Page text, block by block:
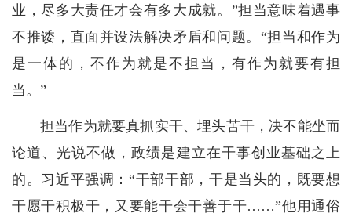
业，尽多大责任才会有多大成就。”担当意味着遇事
不推诿，直面并设法解决矛盾和问题。“担当和作为
是一体的，不作为就是不担当，有作为就要有担
当。”
担当作为就要真抓实干、埋头苦干，决不能坐而
论道、光说不做，政绩是建立在干事创业基础之上
的。习近平强调：“干部干部，干是当头的，既要想
干愿干积极干，又要能干会干善于干……”他用通俗